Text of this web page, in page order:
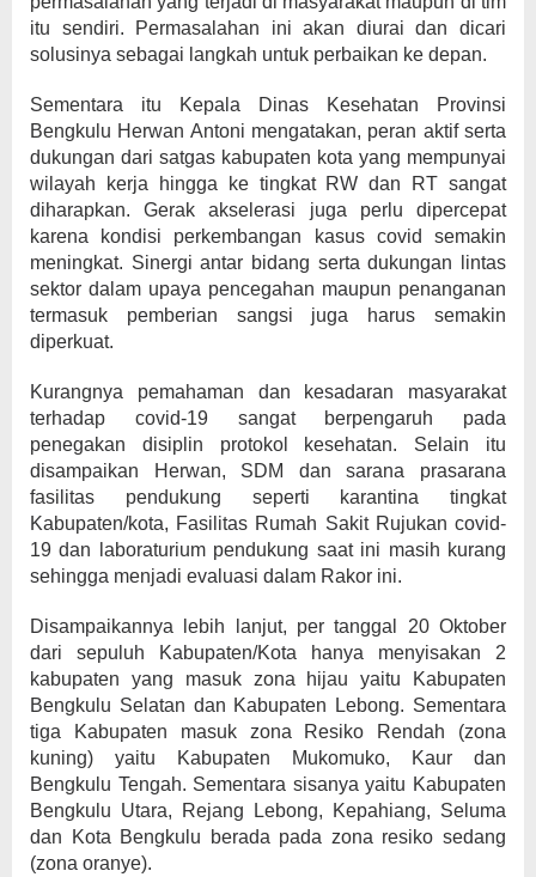
itu sendiri. Permasalahan ini akan diurai dan dicari
solusinya sebagai langkah untuk perbaikan ke depan.
Sementara itu Kepala Dinas Kesehatan Provinsi
Bengkulu Herwan Antoni mengatakan, peran aktif serta
dukungan dari satgas kabupaten kota yang mempunyai
wilayah kerja hingga ke tingkat RW dan RT sangat
diharapkan. Gerak akselerasi juga perlu dipercepat
karena kondisi perkembangan kasus covid semakin
meningkat. Sinergi antar bidang serta dukungan lintas
sektor dalam upaya pencegahan maupun penanganan
termasuk pemberian sangsi juga harus semakin
diperkuat.
Kurangnya pemahaman dan kesadaran masyarakat
terhadap covid-19 sangat berpengaruh pada
penegakan disiplin protokol kesehatan. Selain itu
disampaikan Herwan, SDM dan sarana prasarana
fasilitas pendukung seperti karantina tingkat
Kabupaten/kota, Fasilitas Rumah Sakit Rujukan covid-
19 dan laboraturium pendukung saat ini masih kurang
sehingga menjadi evaluasi dalam Rakor ini.
Disampaikannya lebih lanjut, per tanggal 20 Oktober
dari sepuluh Kabupaten/Kota hanya menyisakan 2
kabupaten yang masuk zona hijau yaitu Kabupaten
Bengkulu Selatan dan Kabupaten Lebong. Sementara
tiga Kabupaten masuk zona Resiko Rendah (zona
kuning) yaitu Kabupaten Mukomuko, Kaur dan
Bengkulu Tengah. Sementara sisanya yaitu Kabupaten
Bengkulu Utara, Rejang Lebong, Kepahiang, Seluma
dan Kota Bengkulu berada pada zona resiko sedang
(zona oranye).